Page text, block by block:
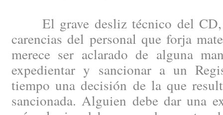
El grave desliz técnico del CD,
carencias del personal que forja
merece ser aclarado de alguna
expedientar y sancionar a un
tiempo una decisión de la que
sancionada. Alguien debe dar una